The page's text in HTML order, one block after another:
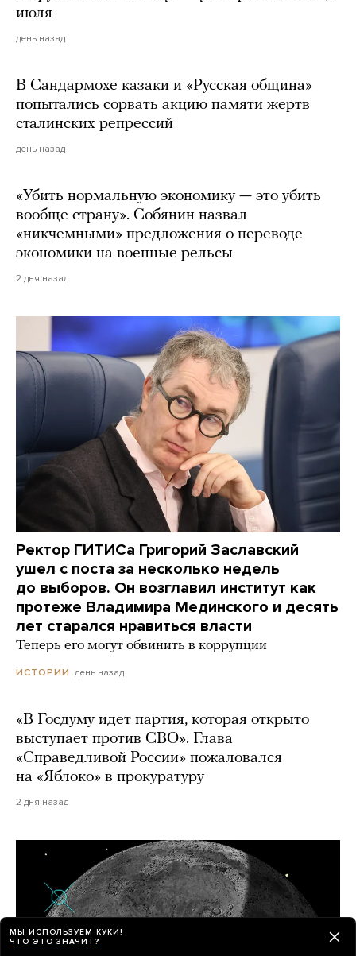
июля
день назад
В Сандармохе казаки и «Русская община»
попытались сорвать акцию памяти жертв
сталинских репрессий
день назад
«Убить нормальную экономику — это убить
вообще страну». Собянин назвал
«никчемными» предложения о переводе
экономики на военные рельсы
2 дня назад
Ректор ГИТИСа Григорий Заславский
ушел с поста за несколько недель
до выборов. Он возглавил институт как
протеже Владимира Мединского и десять
лет старался нравиться власти
Теперь его могут обвинить в коррупции
ИСТОРИИ день назад
«В Госдуму идет партия, которая открыто
выступает против СВО». Глава
«Справедливой России» пожаловался
на «Яблоко» в прокуратуру
2 дня назад
МЫ ИСПОЛЬЗУЕМ КУКИ!
ЧТО ЭТО ЗНАЧИТ?